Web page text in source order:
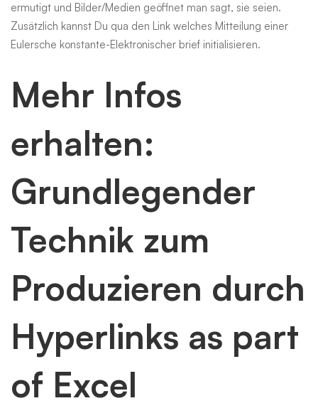
ermutigt und Bilder/Medien geöffnet man sagt, sie seien.
Zusätzlich kannst Du qua den Link welches Mitteilung einer
Eulersche konstante-Elektronischer brief initialisieren.
Mehr Infos
erhalten:
Grundlegender
Technik zum
Produzieren durch
Hyperlinks as part
of Excel